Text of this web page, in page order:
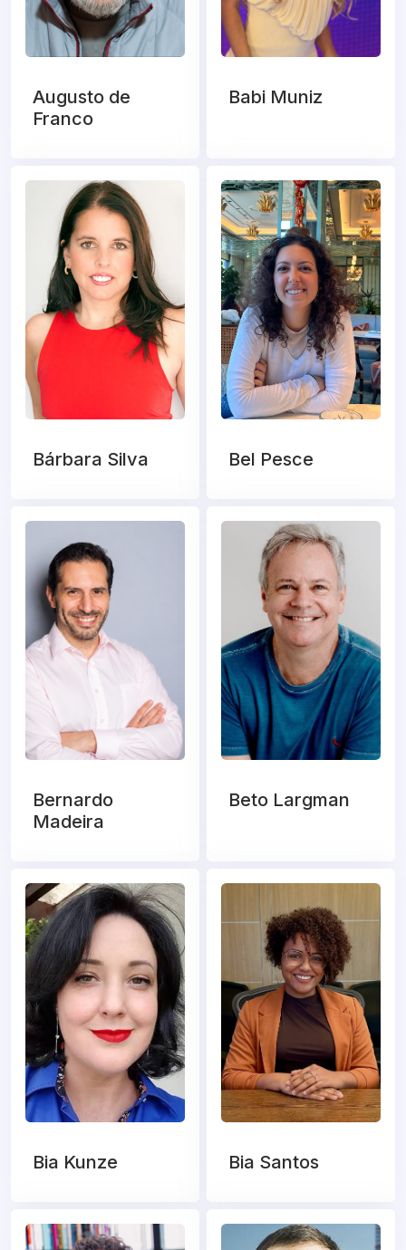
Augusto de
Franco
Babi Muniz
Bárbara Silva Bel Pesce
Bernardo
Madeira
Beto Largman
Bia Kunze Bia Santos